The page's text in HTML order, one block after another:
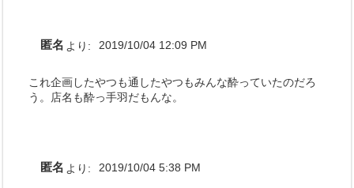
匿名 より: 2019/10/04 12:09 PM
これ企画したやつも通したやつもみんな酔っていたのだろ
う。店名も酔っ手羽だもんな。
匿名 より: 2019/10/04 5:38 PM